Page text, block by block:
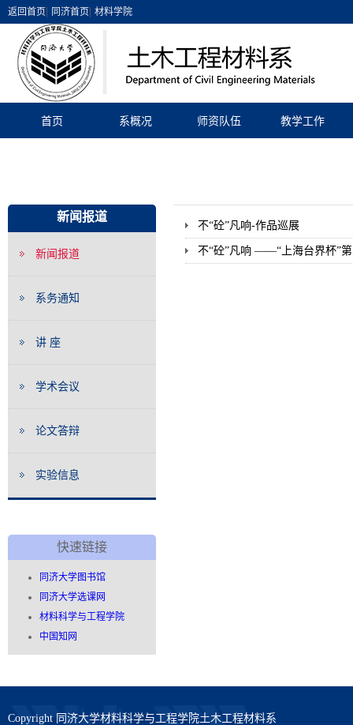
返回首页 同济首页 材料学院
首页 系概况 师资队伍 教学工作
新闻报道
新闻报道
系务通知
讲 座
学术会议
论文答辩
实验信息
快速链接
同济大学图书馆
同济大学选课网
材料科学与工程学院
中国知网
不“砼”凡响-作品巡展
不“砼”凡响 ——“上海台界杯”
Copyright 同济大学材料科学与工程学院土木工程材料系